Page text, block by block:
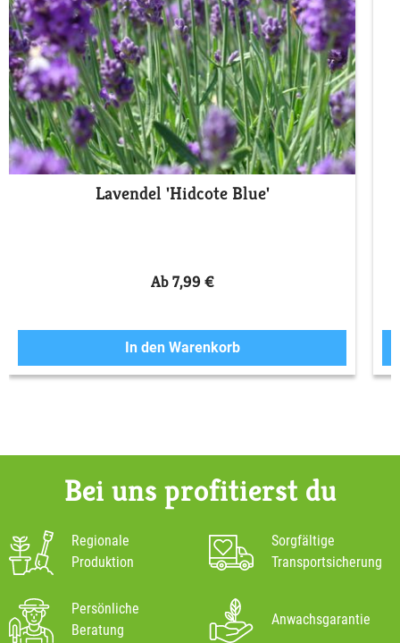
Lavendel 'Hidcote Blue'
Ab 7,99 €
In den Warenkorb
Bei uns profitierst du
Regionale
Produktion
Sorgfältige
Transportsicherung
Persönliche
Beratung
Anwachsgarantie